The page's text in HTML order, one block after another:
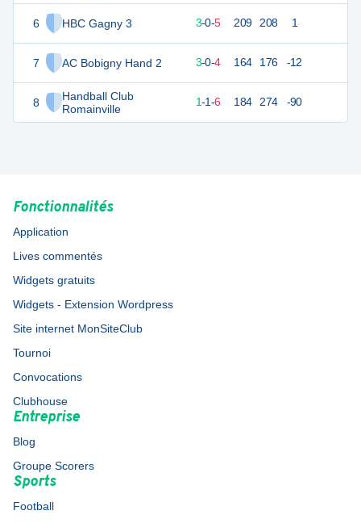
6 HBC Gagny 3
7 AC Bobigny Hand 2
8
Handball Club
Romainville
3-0-5 209 208 1
13 3-0-4 164 176 -12
1-1-6 184 274 -90
Fonctionnalités
Application
Lives commentés
Widgets gratuits
Widgets - Extension Wordpress
Site internet MonSiteClub
Tournoi
Convocations
Clubhouse
Entreprise
Blog
Groupe Scorers
Sports
Football